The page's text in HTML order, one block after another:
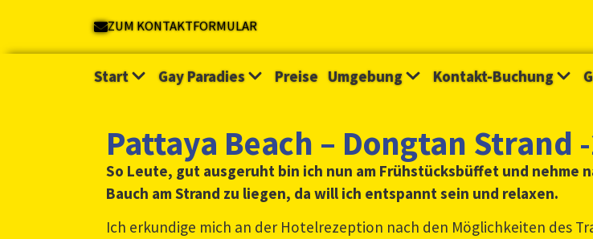
ZUM KONTAKTFORMULAR
Start Gay Paradies Preise Umgebung Kontakt-Buchung
Pattaya Beach – Dongtan Strand
So Leute, gut ausgeruht bin ich nun am Frühstücksbüffet und nehme
Bauch am Strand zu liegen, da will ich entspannt sein und relaxen.
Ich erkundige mich an der Hotelrezeption nach den Möglichkeiten des